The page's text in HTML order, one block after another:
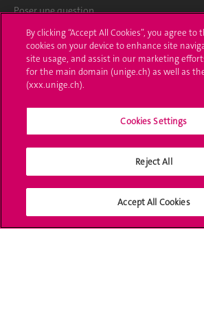
Poser une question
L'UNIGE vous informe
UNIGE Mobile
Bibliothèque
Médias sociaux UNIGE
By clicking “Accept All Cookies”, you agree
cookies on your device to enhance site
site usage, and assist in our marketing
for the main domain (unige.ch) as well as
(xxx.unige.ch).
Cookies Settings
Reject All
Accept All Cookies